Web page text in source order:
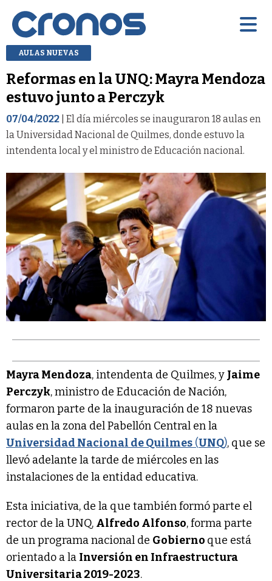
AULAS NUEVAS
Reformas en la UNQ: Mayra Mendoza
estuvo junto a Perczyk
07/04/2022 | El día miércoles se inauguraron 18 aulas en
la Universidad Nacional de Quilmes, donde estuvo la
intendenta local y el ministro de Educación nacional.
Mayra Mendoza, intendenta de Quilmes, y Jaime
Perczyk, ministro de Educación de Nación,
formaron parte de la inauguración de 18 nuevas
aulas en la zona del Pabellón Central en la
Universidad Nacional de Quilmes (UNQ), que se
llevó adelante la tarde de miércoles en las
instalaciones de la entidad educativa.
Esta iniciativa, de la que también formó parte el
rector de la UNQ, Alfredo Alfonso, forma parte
de un programa nacional de Gobierno que está
orientado a la Inversión en Infraestructura
Universitaria 2019-2023.